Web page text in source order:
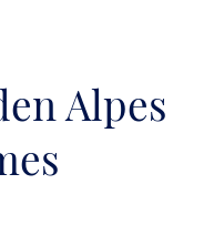
Alpes